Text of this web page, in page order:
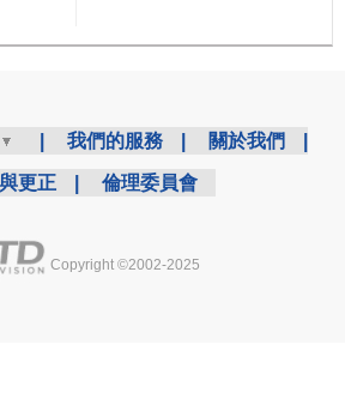
我們的服務 關於我們
更正 倫理委員會
Copyright ©2002-2025